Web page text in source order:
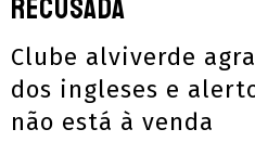
recusada
Clube alviverde
dos ingleses e
não está à venda